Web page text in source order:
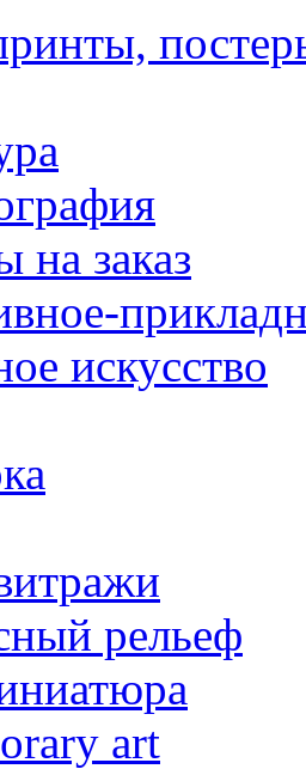
на заказ
искусство
рельеф
art